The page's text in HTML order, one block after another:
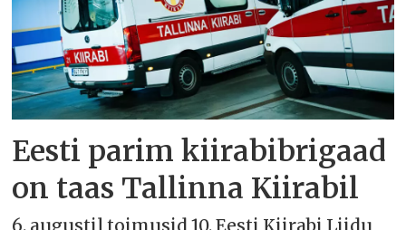
Eesti parim kiirabibrigaad
on taas Tallinna Kiirabil